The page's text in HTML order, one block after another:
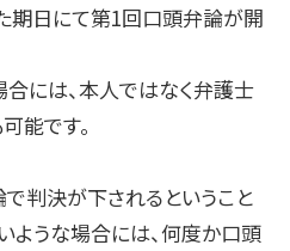
期日にて第1回口頭弁論が開
には、本人ではなく弁護士
能です。
判決が下されるということ
ような場合には、何度か口頭